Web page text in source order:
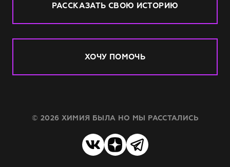
РАССКАЗАТЬ СВОЮ ИСТОРИЮ
ХОЧУ ПОМОЧЬ
© 2026 ХИМИЯ БЫЛА НО МЫ РАССТАЛИСЬ